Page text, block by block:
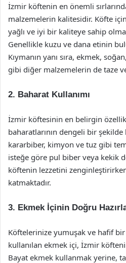
İzmir köftenin en önemli
malzemelerin kalitesidir. Köfte
yağlı ve iyi bir kaliteye sahip
Genellikle kuzu ve dana etinin
Kıymanın yanı sıra, ekmek,
gibi diğer malzemelerin de taze
2. Baharat Kullanımı
İzmir köftesinin en belirgin
baharatlarının dengeli bir şekilde
kararbiber, kimyon ve tuz gibi
isteğe göre pul biber veya kekik
köftenin lezzetini
katmaktadır.
3. Ekmek İçinin Doğru
Köftelerinize yumuşak ve hafif
kullanılan ekmek içi, İzmir
Bayat ekmek kullanmak yerine,